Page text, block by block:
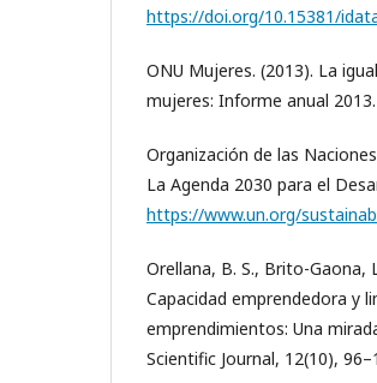
https://doi.org/10.15381/
ONU Mujeres. (2013). La
mujeres: Informe anual 2013.
Organización de las
La Agenda 2030 para el
https://www.un.org/
Orellana, B. S., Brito-Gaona,
Capacidad emprendedora y
emprendimientos: Una
Scientific Journal, 12(10),